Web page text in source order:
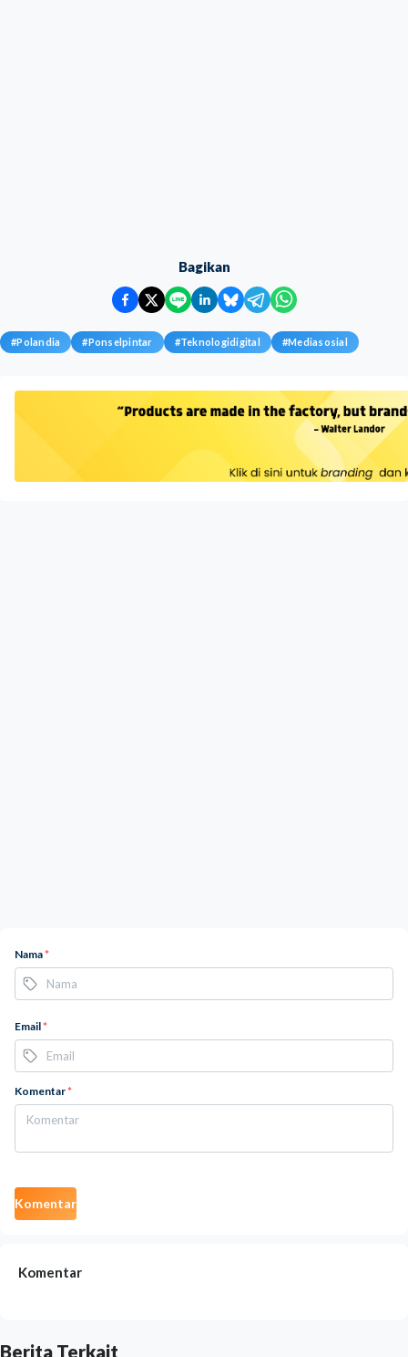
Bagikan
#Polandia #Ponselpintar #Teknologidigital #Mediasosial
Nama*
Email*
Komentar*
Komentar
Komentar
Berita Terkait